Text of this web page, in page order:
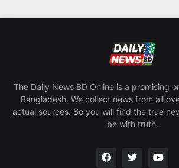
The Daily News BD Online is a promising
Bangladesh. We collect news from all
actual sources. So you will find the true
be with truth.